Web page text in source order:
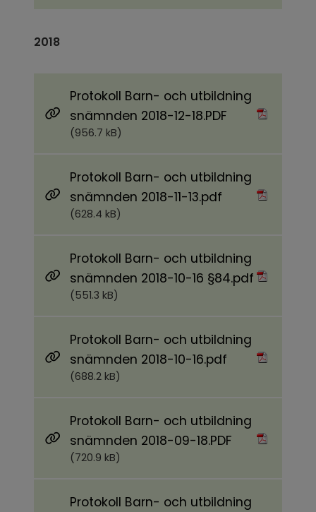
2018
Protokoll Barn- och utbildning
snämnden 2018-12-18.PDF Pdf, 956.7 kB.
(956.7 kB)
Protokoll Barn- och utbildning
snämnden 2018-11-13.pdf Pdf, 628.4 kB.
(628.4 kB)
Protokoll Barn- och utbildning
snämnden 2018-10-16 §84.pdf Pdf, 551.3
(551.3 kB)
Protokoll Barn- och utbildning
snämnden 2018-10-16.pdf Pdf, 688.2 kB.
(688.2 kB)
Protokoll Barn- och utbildning
snämnden 2018-09-18.PDF Pdf, 720.9 kB.
(720.9 kB)
Protokoll Barn- och utbildning